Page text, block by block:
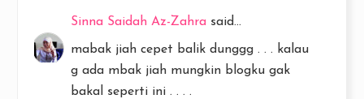
Sinna Saidah Az-Zahra said...
mabak jiah cepet balik dunggg . . . kalau
g ada mbak jiah mungkin blogku gak
bakal seperti ini . . . .